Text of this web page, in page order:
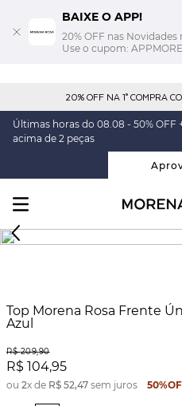
BAIXE O APP!
20% OFF nas Novidades
Use o cupom:
20% OFF NA 1° COMPRA
Últimas horas do 08.08 - 50% OFF
acima de 2 peças
Top Morena Rosa Frente
Azul
R$ 209,90
R$ 104,95
ou 2x de R$ 52,47 sem juros 50%